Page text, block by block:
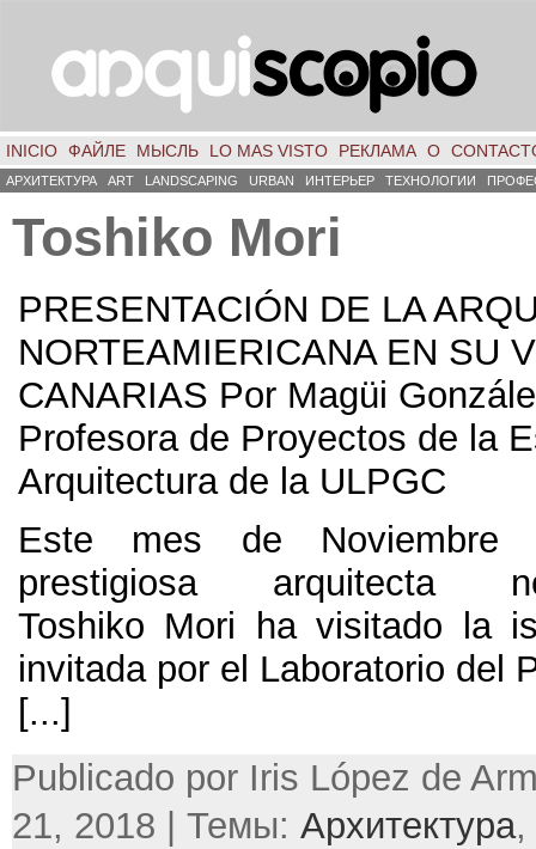
INICIO ФАЙЛЕ МЫСЛЬ LO MAS VISTO РЕКЛАМА О
АРХИТЕКТУРА ART LANDSCAPING URBAN ИНТЕРЬЕР ТЕХНОЛОГИИ
Toshiko Mori
PRESENTACIÓN DE LA
NORTEAMIERICANA EN SU
CANARIAS Por Magüi
Profesora de Proyectos de la
Arquitectura de la ULPGC
Este mes de
prestigiosa arquitecta
Toshiko Mori ha visitado la
invitada por el Laboratorio del
[...]
Publicado por Iris López de
21, 2018 | Темы: Архитектура,